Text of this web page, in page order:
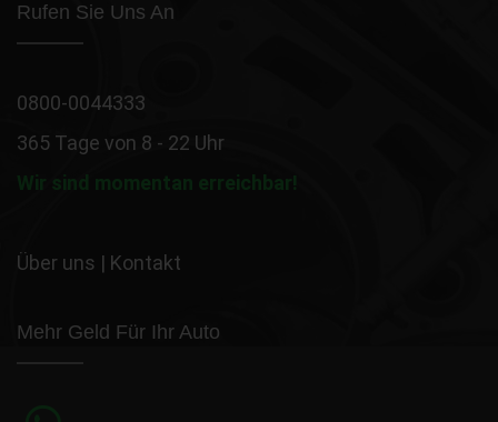
Rufen Sie Uns An
0800-0044333
365 Tage von 8 - 22 Uhr
Wir sind momentan erreichbar!
Über uns | Kontakt
Mehr Geld Für Ihr Auto